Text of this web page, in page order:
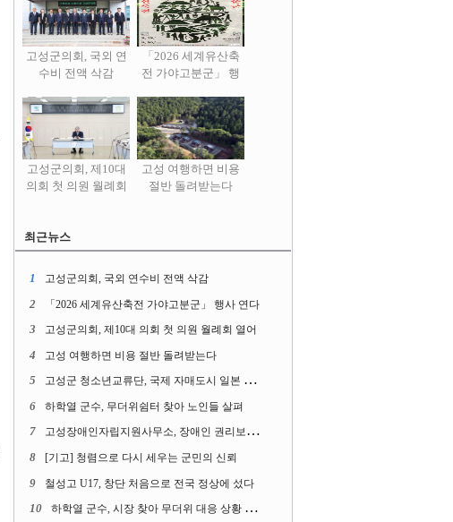
고성군의회, 국외 연
수비 전액 삭감
「2026 세계유산축
전 가야고분군」 행
고성군의회, 제10대
의회 첫 의원 월례회
고성 여행하면 비용
절반 돌려받는다
최근뉴스
1 고성군의회, 국외 연수비 전액 삭감
2 「2026 세계유산축전 가야고분군」 행사 연다
3 고성군의회, 제10대 의회 첫 의원 월례회 열어
4 고성 여행하면 비용 절반 돌려받는다
5 고성군 청소년교류단, 국제 자매도시 일본 가사오카시 찾아
6 하학열 군수, 무더위쉼터 찾아 노인들 살펴
7 고성장애인자립지원사무소, 장애인 권리보장 촉구 1인 시위 벌여
8 [기고] 청렴으로 다시 세우는 군민의 신뢰
9 철성고 U17, 창단 처음으로 전국 정상에 섰다
10 하학열 군수, 시장 찾아 무더위 대응 상황 살펴